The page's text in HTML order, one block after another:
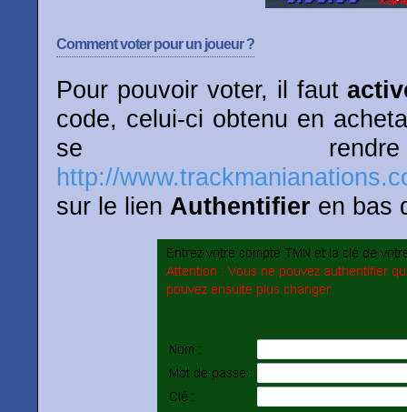
Comment voter pour un joueur ?
Pour pouvoir voter, il faut
code, celui-ci obtenu en
se
http://
sur le lien Authentifier en bas